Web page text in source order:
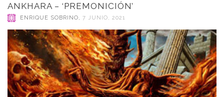
ANKHARA – ‘PREMONICIÓN’
ENRIQUE SOBRINO, 7 JUNIO, 2021